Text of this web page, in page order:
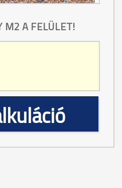
M2 A FELÜLET!